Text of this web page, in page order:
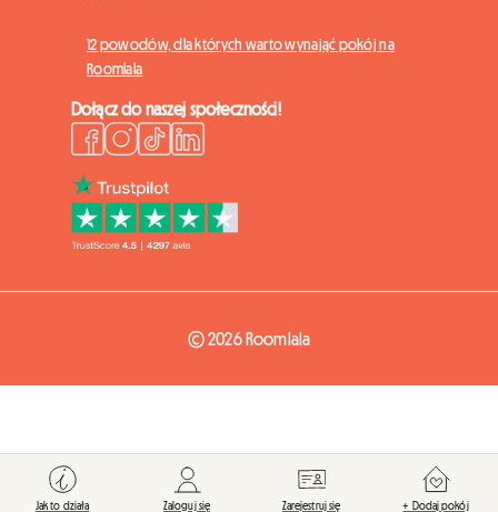
12 powodów, dla których warto wynająć pokój na
Roomlala
Dołącz do naszej społeczności!
© 2026 Roomlala
Jak to działa Zaloguj się Zarejestruj się + Dodaj pokój